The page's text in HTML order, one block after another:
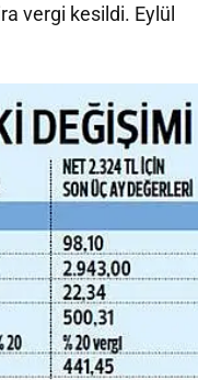
vergi kesildi. Eylül